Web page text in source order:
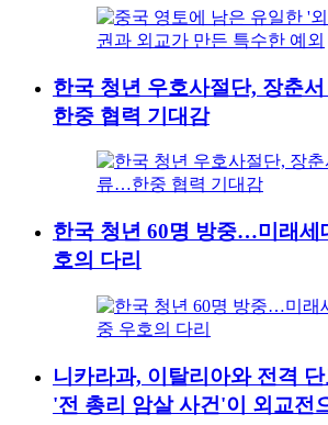
한국 청년 우호사절단, 장춘
한중 협력 기대감
한국 청년 60명 방중…미래세
호의 다리
니카라과, 이탈리아와 전격
'전 총리 암살 사건'이 외교전